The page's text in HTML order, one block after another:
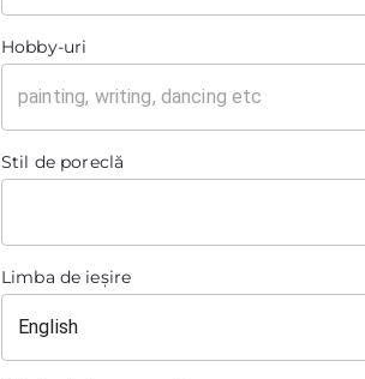
Hobby-uri
Stil de poreclă
Limba de ieșire